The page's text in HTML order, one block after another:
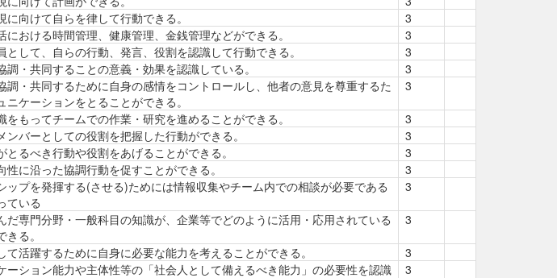
に向けて自らを律して行動できる。
3
における時間管理、健康管理、金銭管理などができる。
3
として、自らの行動、発言、役割を認識して行動できる。
3
調・共同することの意義・効果を認識している。
3
調・共同するために自身の感情をコントロールし、他者の意見を尊重するた
ニケーションをとることができる。
3
をもってチームでの作業・研究を進めることができる。
3
ンバーとしての役割を把握した行動ができる。
3
とるべき行動や役割をあげることができる。
3
性に沿った協調行動を促すことができる。
3
ップを発揮する(させる)ためには情報収集やチーム内での相談が必要である
ている
3
だ専門分野・一般科目の知識が、企業等でどのように活用・応用されている
る。
3
て活躍するために自身に必要な能力を考えることができる。
3
ーション能力や主体性等の「社会人として備えるべき能力」の必要性を認識
3